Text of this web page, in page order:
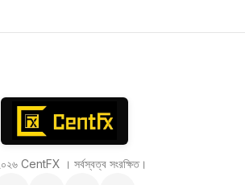
CentFX । সর্বস্বত্ব সংরক্ষিত।